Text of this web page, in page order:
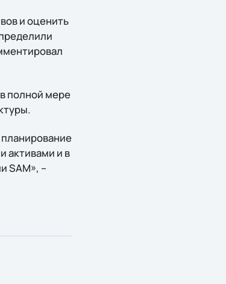
и оценить
полной мере
активами и в
SAM», –